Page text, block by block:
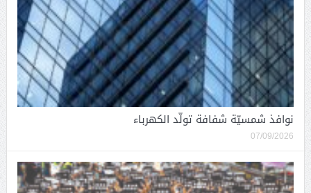
نوافذ شمسيّة شفافة تولّد الكهرباء
07/09/2026